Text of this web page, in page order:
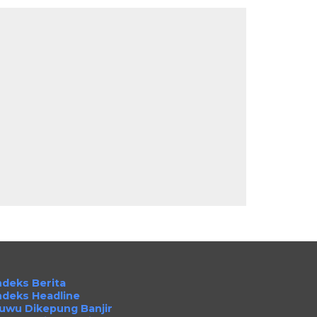
Berita
Headline
Dikepung Banjir